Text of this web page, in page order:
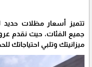
تتميز أسعار مظلات حديد
جميع الفئات، حيث نقدم
ميزانيتك وتلبي